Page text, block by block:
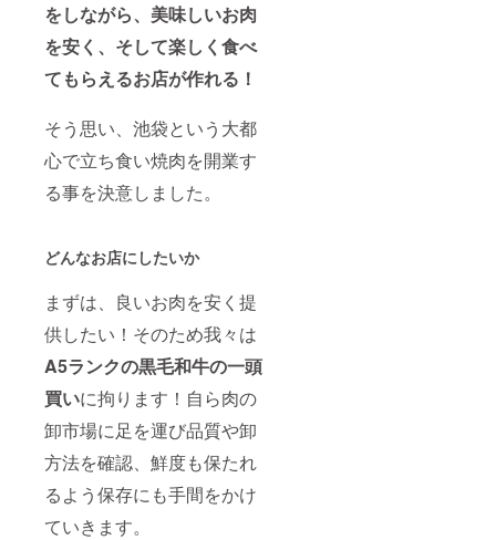
をしながら、美味しいお肉
を安く、そして楽しく食べ
てもらえるお店が作れる！
そう思い、池袋という大都
心で立ち食い焼肉を開業す
る事を決意しました。
どんなお店にしたいか
まずは、良いお肉を安く提
供したい！そのため我々は
A5ランクの黒毛和牛の一頭
買いに拘ります！自ら肉の
卸市場に足を運び品質や卸
方法を確認、鮮度も保たれ
るよう保存にも手間をかけ
ていきます。